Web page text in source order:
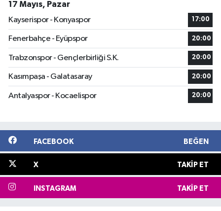
17 Mayıs, Pazar
Kayserispor - Konyaspor
17:00
Fenerbahçe - Eyüpspor 20:00
Trabzonspor - Gençlerbirliği S.K. 20:00
Kasımpaşa - Galatasaray 20:00
Antalyaspor - Kocaelispor 20:00
FACEBOOK BEĞEN
X TAKIP ET
INSTAGRAM TAKIP ET